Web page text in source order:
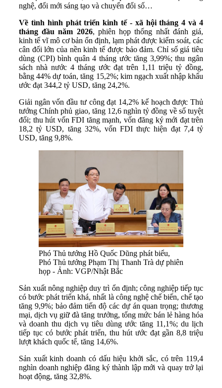
nghệ, đổi mới sáng tạo và chuyển đổi số…
Về tình hình phát triển kinh tế - xã hội tháng 4 và 4
tháng đầu năm 2026, phiên họp thống nhất đánh giá,
kinh tế vĩ mô cơ bản ổn định, lạm phát được kiểm soát, các
cân đối lớn của nền kinh tế được bảo đảm. Chỉ số giá tiêu
dùng (CPI) bình quân 4 tháng ước tăng 3,99%; thu ngân
sách nhà nước 4 tháng ước đạt trên 1,11 triệu tỷ đồng,
bằng 44% dự toán, tăng 15,2%; kim ngạch xuất nhập khẩu
ước đạt 344,2 tỷ USD, tăng 24,2%.
Giải ngân vốn đầu tư công đạt 14,2% kế hoạch được Thủ
tướng Chính phủ giao, tăng 12,6 nghìn tỷ đồng về số tuyệt
đối; thu hút vốn FDI tăng mạnh, vốn đăng ký mới đạt trên
18,2 tỷ USD, tăng 32%, vốn FDI thực hiện đạt 7,4 tỷ
USD, tăng 9,8%.
Phó Thủ tướng Hồ Quốc Dũng phát biểu,
Phó Thủ tướng Phạm Thị Thanh Trà dự phiên
họp - Ảnh: VGP/Nhật Bắc
Sản xuất nông nghiệp duy trì ổn định; công nghiệp tiếp tục
có bước phát triển khá, nhất là công nghệ chế biến, chế tạo
tăng 9,9%; bảo đảm tiến độ các dự án quan trọng; thương
mại, dịch vụ giữ đà tăng trưởng, tổng mức bán lẻ hàng hóa
và doanh thu dịch vụ tiêu dùng ước tăng 11,1%; du lịch
tiếp tục có bước phát triển, thu hút ước đạt gần 8,8 triệu
lượt khách quốc tế, tăng 14,6%.
Sản xuất kinh doanh có dấu hiệu khởi sắc, có trên 119,4
nghìn doanh nghiệp đăng ký thành lập mới và quay trở lại
hoạt động, tăng 32,8%.